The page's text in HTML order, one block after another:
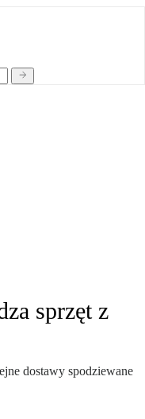
sprzęt z
dostawy spodziewane